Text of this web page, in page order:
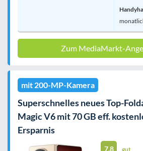
Zum MediaMarkt-
mit 200-MP-Kamera
Superschnelles neues Top-
Magic V6 mit 70 GB eff.
Ersparnis
7.8 gut